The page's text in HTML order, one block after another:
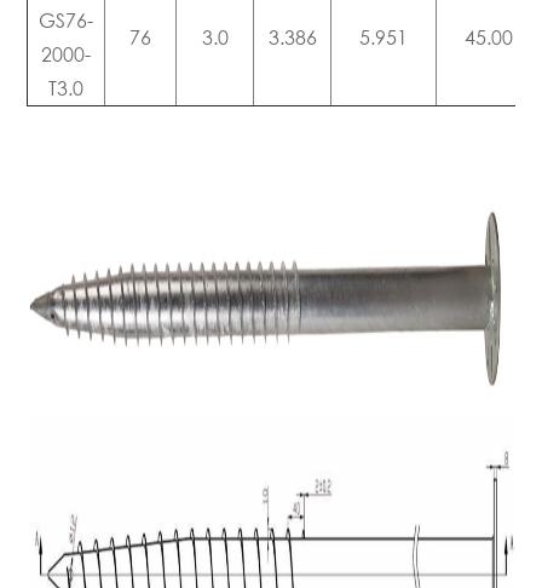
GS76-
2000-
T3.0
76 3.0 3.386 5.951 45.00